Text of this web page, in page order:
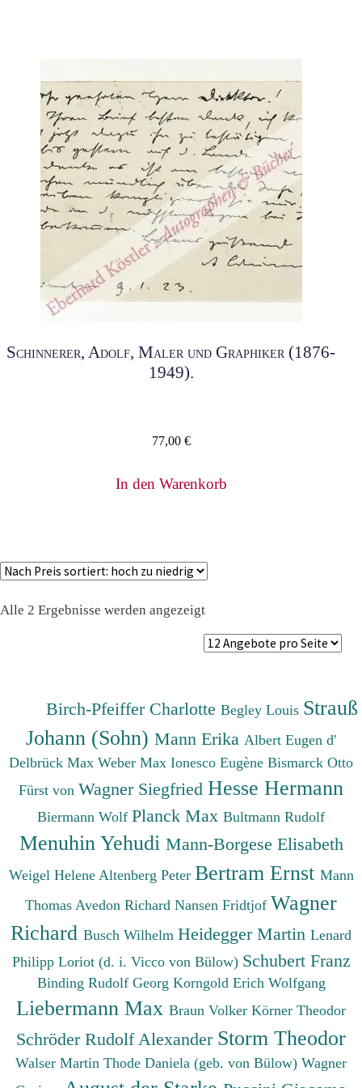
Schinnerer, Adolf, Maler und Graphiker (1876-
1949).
77,00 €
In den Warenkorb
Alle 2 Ergebnisse werden angezeigtNach
sortiert:
Birch-Pfeiffer CharlotteBegley Louis Strauß
Johann (Sohn) Mann Erika Albert Eugen d'
Delbrück Max Weber Max Ionesco Eugène Bismarck Otto
Fürst von Wagner Siegfried Hesse Hermann
Biermann Wolf Planck Max Bultmann Rudolf
Menuhin Yehudi Mann-Borgese Elisabeth
Weigel Helene Altenberg Peter Bertram Ernst Mann
Thomas Avedon Richard Nansen Fridtjof Wagner
Richard Busch Wilhelm Heidegger Martin Lenard
Philipp Loriot (d. i. Vicco von Bülow) Schubert Franz
Binding Rudolf Georg Korngold Erich Wolfgang
Liebermann Max Braun Volker Körner Theodor
Schröder Rudolf Alexander Storm Theodor
Walser Martin Thode Daniela (geb. von Bülow) Wagner